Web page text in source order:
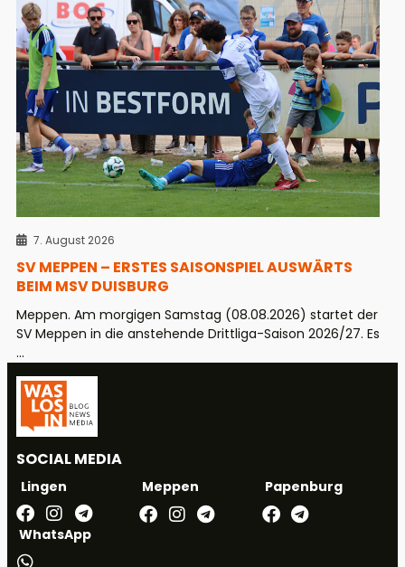
7. August 2026
SV MEPPEN – ERSTES SAISONSPIEL AUSWÄRTS
BEIM MSV DUISBURG
Meppen. Am morgigen Samstag (08.08.2026) startet der
SV Meppen in die anstehende Drittliga-Saison 2026/27. Es
...
SOCIAL MEDIA
Lingen Meppen Papenburg
WhatsApp